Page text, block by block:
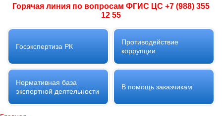
Горячая линия по вопросам ФГИС ЦС +7 (988) 355
12 55
Госэкспертиза РК
Противодействие
коррупции
Нормативная база
экспертной деятельности
В помощь заказчикам